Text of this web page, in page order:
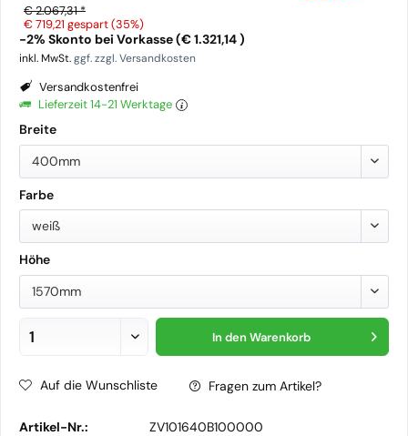
€ 2.067,31 *
€ 719,21 gespart (35%)
-2% Skonto bei Vorkasse (€ 1.321,14 )
inkl. MwSt.ggf. zzgl. Versandkosten
Versandkostenfrei
Lieferzeit 14-21 Werktage
Breite
400mm
Farbe
weiß
Höhe
1570mm
In den Warenkorb
Auf die Wunschliste Fragen zum Artikel?
Artikel-Nr.:
ZV101640B100000